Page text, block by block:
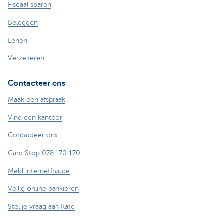
Fiscaal sparen
Beleggen
Lenen
Verzekeren
Contacteer ons
Maak een afspraak
Vind een kantoor
Contacteer ons
Card Stop 078 170 170
Meld internetfraude
Veilig online bankieren
Stel je vraag aan Kate